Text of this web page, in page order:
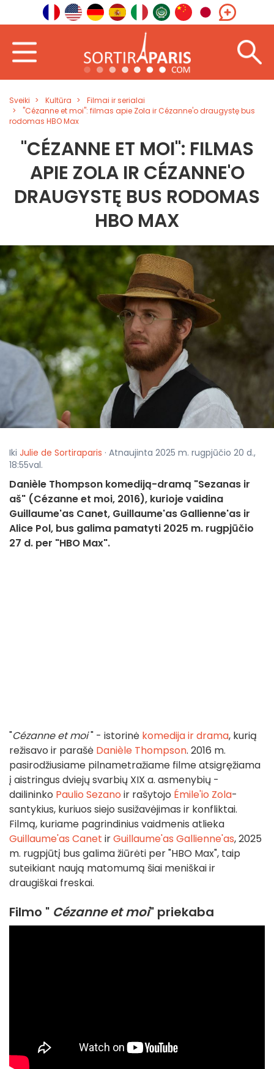
Sveiki Kultūra
Filmai ir serialai
"Cézanne et moi": filmas apie Zola ir Cézanne'o draugystę bus
rodomas HBO Max
"CÉZANNE ET MOI": FILMAS
APIE ZOLA IR CÉZANNE'O
DRAUGYSTĘ BUS RODOMAS
HBO MAX
Iki Julie de Sortiraparis · Atnaujinta 2025 m. rugpjūčio 20 d.,
18:55val.
Danièle Thompson komediją-dramą "Sezanas ir
aš" (Cézanne et moi, 2016), kurioje vaidina
Guillaume'as Canet, Guillaume'as Gallienne'as ir
Alice Pol, bus galima pamatyti 2025 m. rugpjūčio
27 d. per "HBO Max".
"Cézanne et moi" - istorinė komedija ir drama, kurią
režisavo ir parašė Danièle Thompson. 2016 m.
pasirodžiusiame pilnametražiame filme atsigręžiama
į aistringus dviejų svarbių XIX a. asmenybių -
dailininko Paulio Sezano ir rašytojo Émile'io Zola-
santykius, kuriuos siejo susižavėjimas ir konfliktai.
Filmą, kuriame pagrindinius vaidmenis atlieka
Guillaume'as Canet irGuillaume'as Gallienne'as, 2025
m. rugpjūtį bus galima žiūrėti per "HBO Max", taip
suteikiant naują matomumą šiai meniškai ir
draugiškai freskai.
Filmo " Cézanne et moi" priekaba